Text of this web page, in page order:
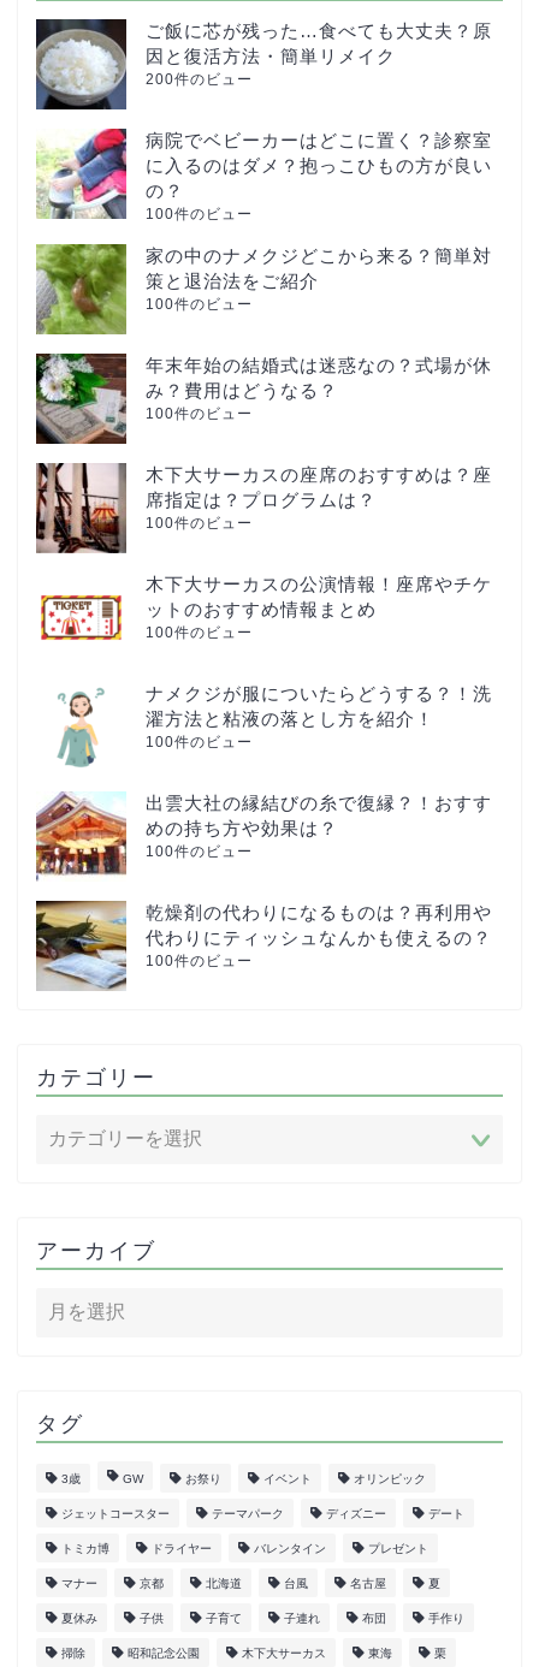
ご飯に芯が残った…食べても大丈夫？原
因と復活方法・簡単リメイク
200件のビュー
病院でベビーカーはどこに置く？診察室
に入るのはダメ？抱っこひもの方が良い
の？
100件のビュー
家の中のナメクジどこから来る？簡単対
策と退治法をご紹介
100件のビュー
年末年始の結婚式は迷惑なの？式場が休
み？費用はどうなる？
100件のビュー
木下大サーカスの座席のおすすめは？座
席指定は？プログラムは？
100件のビュー
木下大サーカスの公演情報！座席やチケ
ットのおすすめ情報まとめ
100件のビュー
ナメクジが服についたらどうする？！洗
濯方法と粘液の落とし方を紹介！
100件のビュー
出雲大社の縁結びの糸で復縁？！おすす
めの持ち方や効果は？
100件のビュー
乾燥剤の代わりになるものは？再利用や
代わりにティッシュなんかも使えるの？
100件のビュー
カテゴリー
アーカイブ
タグ
3歳 GW お祭り イベント オリンピック
ジェットコースター テーマパーク ディズニー デート
トミカ博 ドライヤー バレンタイン プレゼント
マナー 京都 北海道 台風 名古屋 夏
夏休み 子供 子育て 子連れ 布団 手作り
掃除 昭和記念公園 木下大サーカス 東海 栗